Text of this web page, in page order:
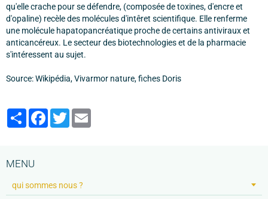
qu'elle crache pour se défendre, (composée de toxines, d'encre et
d'opaline) recèle des molécules d'intêret scientifique. Elle renferme
une molécule hapatopancréatique proche de certains antiviraux et
anticancéreux. Le secteur des biotechnologies et de la pharmacie
s'intéressent au sujet.
Source: Wikipédia, Vivarmor nature, fiches Doris
PartagerFacebook
Twitter
MENU
qui sommes nous ?